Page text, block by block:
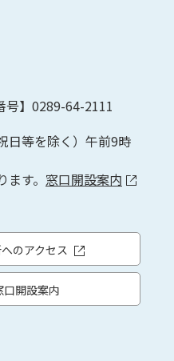
号】0289-64-2111
日等を除く）午前9時
す。 窓口開設案内
のアクセス
口開設案内